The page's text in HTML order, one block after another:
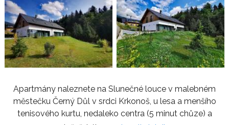
Apartmány naleznete na Slunečné louce v malebném
městečku Černý Důl v srdci Krkonoš, u lesa a menšího
tenisového kurtu, nedaleko centra (5 minut chůze) a